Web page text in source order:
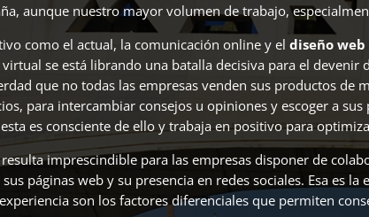
aunque nuestro mayor volumen de trabajo,
como el actual, la comunicación online y el diseño web
se está librando una batalla decisiva para el
que no todas las empresas venden sus productos
para intercambiar consejos u opiniones y escoger a
es consciente de ello y trabaja en positivo para
imprescindible para las empresas disponer de
páginas web y su presencia en redes sociales. Esa es
son los factores diferenciales que permiten